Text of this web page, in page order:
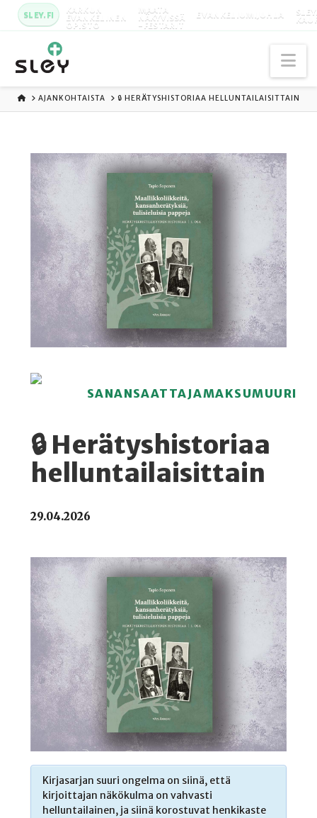
SLEY.FI KARKUN
EVANKELINEN
OPISTO
MAATA
NÄKYVISSÄ
-FESTARIT
EVANKELIUMIJUHLA
ETUSIVU
AJANKOHTAISTA 🔒 HERÄTYSHISTORIAA HELLUNTAILAISITTAIN
SANANSAATTAJAMAKSUMUURI
🔒 Herätyshistoriaa
helluntailaisittain
29.04.2026
Kirjasarjan suuri ongelma on siinä, että
kirjoittajan näkökulma on vahvasti
helluntailainen, ja siinä korostuvat henkikaste